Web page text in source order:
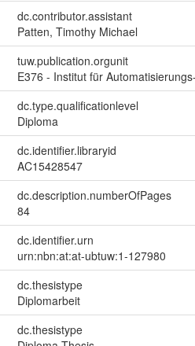
dc.contributor.assistant
Patten, Timothy Michael
tuw.publication.orgunit
E376 - Institut für
dc.type.qualificationlevel
Diploma
dc.identifier.libraryid
AC15428547
dc.description.numberOfPages
84
dc.identifier.urn
urn:nbn:at:at-ubtuw:1-127980
dc.thesistype
Diplomarbeit
dc.thesistype